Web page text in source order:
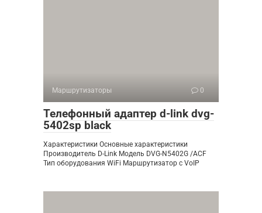
Маршрутизаторы 0
Телефонный адаптер d-link dvg-
5402sp black
Характеристики Основные характеристики
Производитель D-Link Модель DVG-N5402G /ACF
Тип оборудования WiFi Маршрутизатор с VoIP